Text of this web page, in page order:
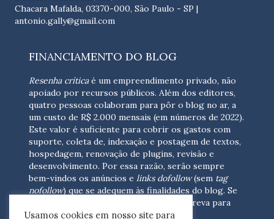
Chacara Mafalda, 03370-000, São Paulo - SP |
antonio.gally@gmail.com
FINANCIAMENTO DO BLOG
Resenha críticaé um empreendimento privado, não
apoiado por recursos públicos. Além dos editores,
quatro pessoas colaboram para pôr o blog no ar, a
um custo de R$ 2.000 mensais (em números de 2022).
Este valor é suficiente para cobrir os gastos com
suporte, coleta de, indexação e postagem de textos,
hospedagem, renovação de plugins, revisão e
desenvolvimento. Por essa razão, serão sempre
bem-vindos os anúncios e links dofollow(sem tag
nofollow) que se adequem às finalidades do blog. Se
escreva para
nós(contato@resenhacritica.com.br)
Usamos cookies em nosso site para